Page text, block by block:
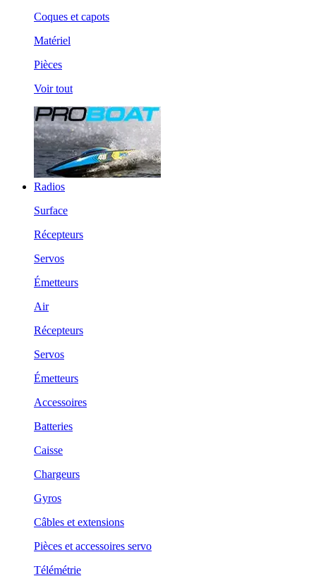
Coques et capots
Matériel
Pièces
Voir tout
Radios
Surface
Récepteurs
Servos
Émetteurs
Air
Récepteurs
Servos
Émetteurs
Accessoires
Batteries
Caisse
Chargeurs
Gyros
Câbles et extensions
Pièces et accessoires servo
Télémétrie